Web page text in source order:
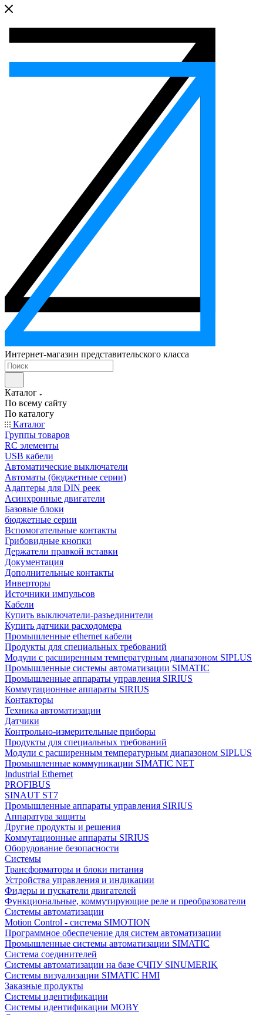
Интернет-магазин представительского класса
Каталог
По всему сайту
По каталогу
Каталог
Группы товаров
RC элементы
USB кабели
Автоматические выключатели
Автоматы (бюджетные серии)
Адаптеры для DIN реек
Асинхронные двигатели
Базовые блоки
бюджетные серии
Вспомогательные контакты
Грибовидные кнопки
Держатели правкой вставки
Документация
Дополнительные контакты
Инверторы
Источники импульсов
Кабели
Купить выключатели-разъединители
Купить датчики расходомера
Промышленные ethernet кабели
Продукты для специальных требований
Модули с расширенным температурным диапазоном SIPLUS
Промышленные системы автоматизации SIMATIC
Промышленные аппараты управления SIRIUS
Коммутационные аппараты SIRIUS
Контакторы
Техника автоматизации
Датчики
Контрольно-измерительные приборы
Продукты для специальных требований
Модули с расширенным температурным диапазоном SIPLUS
Промышленные коммуникации SIMATIC NET
Industrial Ethernet
PROFIBUS
SINAUT ST7
Промышленные аппараты управления SIRIUS
Аппаратура защиты
Другие продукты и решения
Коммутационные аппараты SIRIUS
Оборудование безопасности
Системы
Трансформаторы и блоки питания
Устройства управления и индикации
Фидеры и пускатели двигателей
Функциональные, коммутирующие реле и преобразователи
Системы автоматизации
Motion Control - система SIMOTION
Программное обеспечение для систем автоматизации
Промышленные системы автоматизации SIMATIC
Система соединителей
Системы автоматизации на базе СЧПУ SINUMERIK
Системы визуализации SIMATIC HMI
Заказные продукты
Системы идентификации
Системы идентификации MOBY